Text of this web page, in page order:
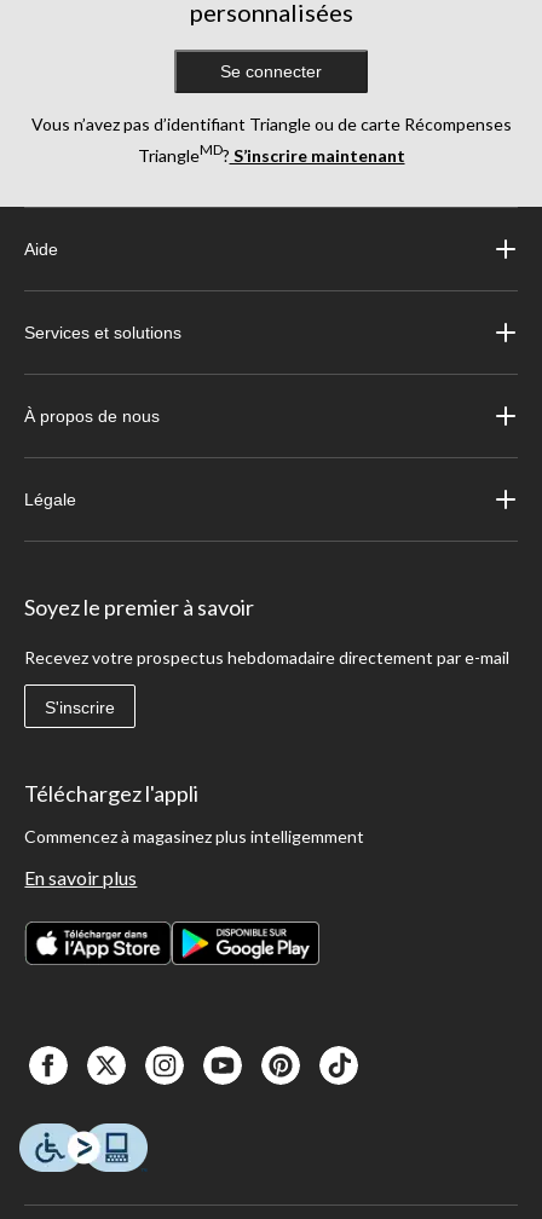
personnalisées
Se connecter
Vous n’avez pas d’identifiant Triangle ou de carte Récompenses
TriangleMD? S’inscrire maintenant
Aide
Services et solutions
À propos de nous
Légale
Soyez le premier à savoir
Recevez votre prospectus hebdomadaire directement par e-mail
S'inscrire
Téléchargez l'appli
Commencez à magasinez plus intelligemment
En savoir plus